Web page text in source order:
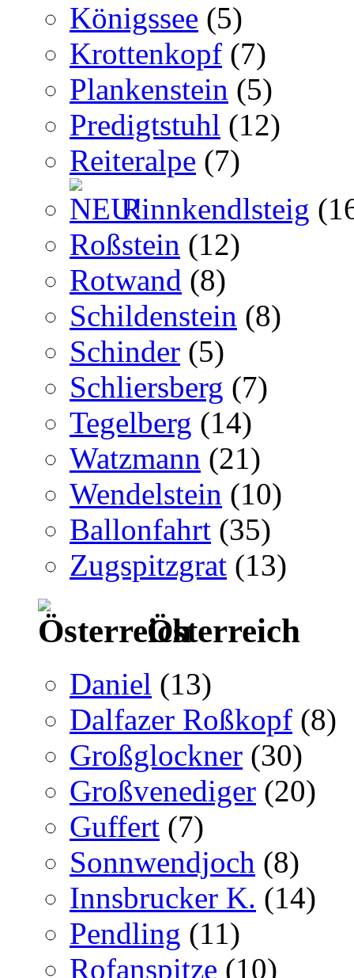
Königssee (5)
Krottenkopf (7)
Plankenstein (5)
Predigtstuhl (12)
Reiteralpe (7)
Rinnkendlsteig
Roßstein (12)
Rotwand (8)
Schildenstein (8)
Schinder (5)
Schliersberg (7)
Tegelberg (14)
Watzmann (21)
Wendelstein (10)
Ballonfahrt (35)
Zugspitzgrat (13)
Österreich
Daniel (13)
Dalfazer Roßkopf (8)
Großglockner (30)
Großvenediger (20)
Guffert (7)
Sonnwendjoch (8)
Innsbrucker K. (14)
Pendling (11)
Rofanspitze (10)